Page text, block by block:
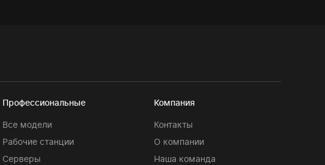
Профессиональные
Все модели
Рабочие станции
Серверы
Компания
Контакты
О компании
Наша команда